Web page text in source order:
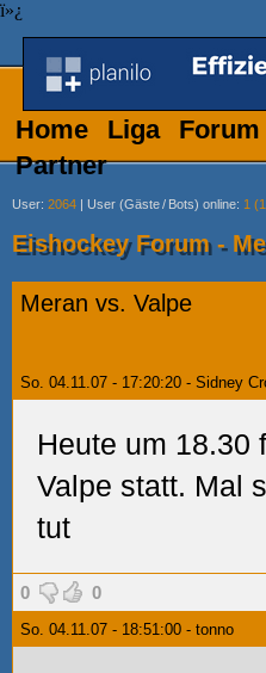
ï»¿
Home Liga Forum
Partner
User: 2064 | User (Gäste/ Bots) online: 1
Eishockey Forum -
Meran vs. Valpe
So. 04.11.07 - 17:20:20 - Sidney
Heute um 18.30
Valpe statt. Mal
tut
0 0
So. 04.11.07 - 18:51:00 - tonno